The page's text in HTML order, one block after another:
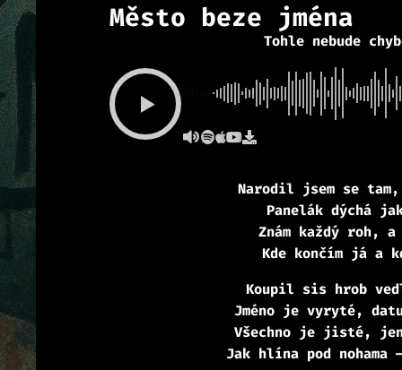
Město beze jména
Tohle nebude
Narodil jsem se
Panelák dýchá
Znám každý roh,
Kde končím já a
Koupil sis hrob
Jméno je vyryté,
Všechno je jisté,
Jak hlína pod nohama